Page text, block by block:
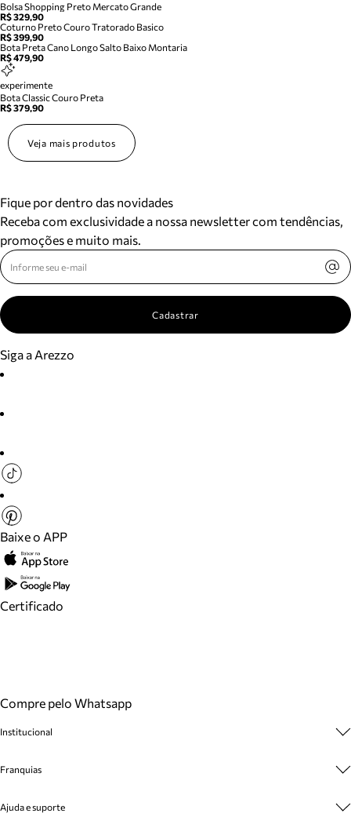
Bolsa Shopping Preto Mercato Grande
R$ 329,90
Coturno Preto Couro Tratorado Basico
R$ 399,90
Bota Preta Cano Longo Salto Baixo Montaria
R$ 479,90
experimente
Bota Classic Couro Preta
R$ 379,90
Veja mais produtos
Fique por dentro das novidades
Receba com exclusividade a nossa newsletter com tendências,
promoções e muito mais.
Cadastrar
Siga a Arezzo
Baixe o APP
Certificado
Compre pelo Whatsapp
Institucional
Cashback
Franquias
Ajuda e suporte